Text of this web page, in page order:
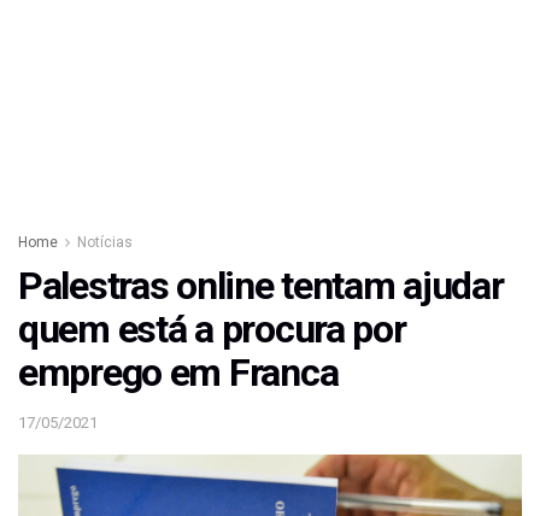
Home Notícias
Palestras online tentam ajudar
quem está a procura por
emprego em Franca
17/05/2021